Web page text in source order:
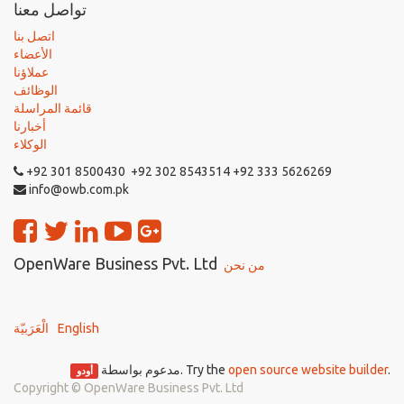
تواصل معنا
اتصل بنا
الأعضاء
عملاؤنا
الوظائف
قائمة المراسلة
أخبارنا
الوكلاء
+92 301 8500430 +92 302 8543514 +92 333 5626269
info@owb.com.pk
OpenWare Business Pvt. Ltd من نحن
الْعَرَبيّة English
مدعوم بواسطة أودو . Try the open source website builder.
Copyright © OpenWare Business Pvt. Ltd